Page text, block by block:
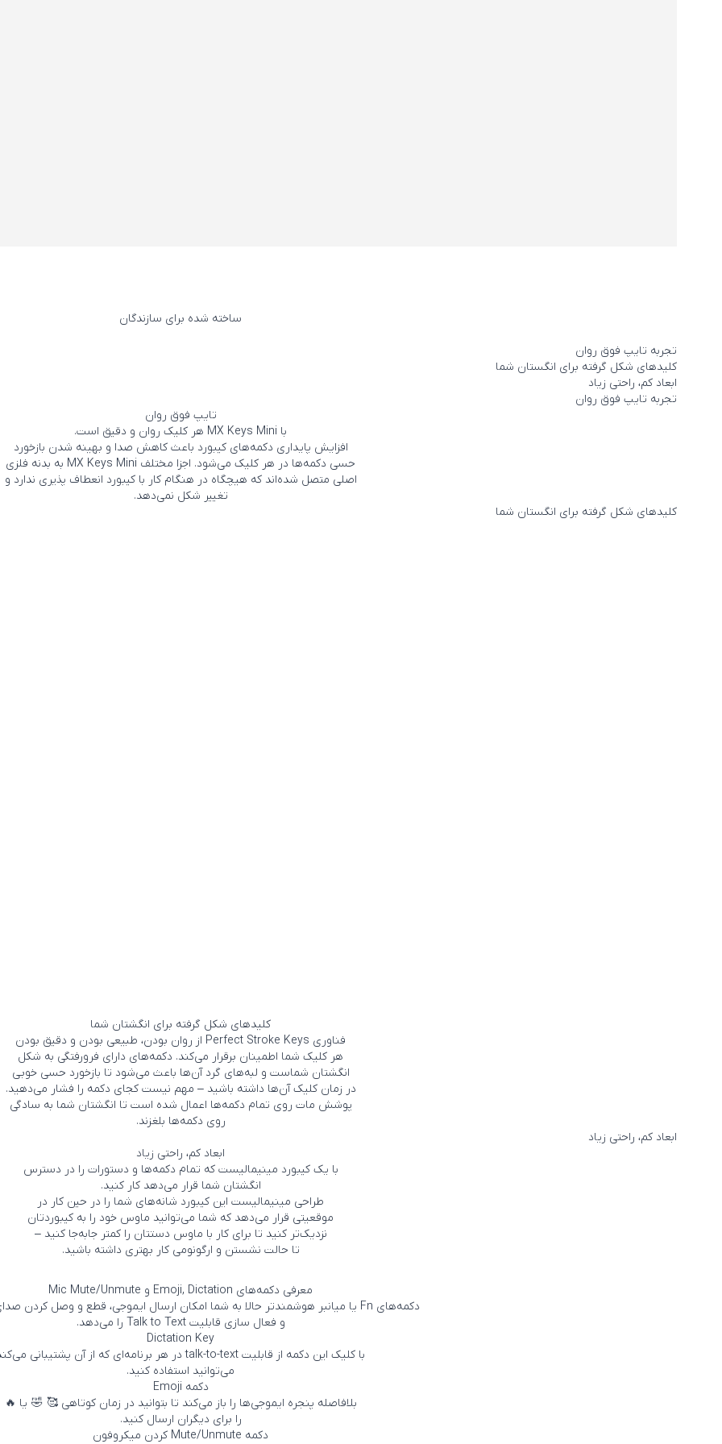
ساخته شده برای سازندگان
تجربه تایپ فوق روان
کلیدهای شکل گرفته برای انگستان شما
ابعاد کم، راحتی زیاد
تجربه تایپ فوق روان
تایپ فوق روان
با MX Keys Mini هر کلیک روان و دقیق است.
افزایش پایداری دکمه‌های کیبورد باعث کاهش صدا و بهینه شدن بازخورد
حسی دکمه‌ها در هر کلیک می‌شود. اجزا مختلف MX Keys Mini به بدنه فلزی
اصلی متصل شده‌اند که هیچگاه در هنگام کار با کیبورد انعطاف پذیری ندارد و
تغییر شکل نمی‌دهد.
کلیدهای شکل گرفته برای انگستان شما
کلیدهای شکل گرفته برای انگشتان شما
فناوری Perfect Stroke Keys از روان بودن، طبیعی بودن و دقیق بودن
هر کلیک شما اطمینان برقرار می‌کند. دکمه‌های دارای فرورفتگی به شکل
انگشتان شماست و لبه‌های گرد آن‌ها باعث می‌شود تا بازخورد حسی خوبی
در زمان کلیک آن‌ها داشته باشید – مهم نیست کجای دکمه را فشار می‌دهید.
پوشش مات روی تمام دکمه‌ها اعمال شده است تا انگشتان شما به سادگی
روی دکمه‌ها بلغزند.
ابعاد کم، راحتی زیاد
ابعاد کم، راحتی زیاد
با یک کیبورد مینیمالیست که تمام دکمه‌ها و دستورات را در دسترس
انگشتان شما قرار می‌دهد کار کنید.
طراحی مینیمالیست این کیبورد شانه‌های شما را در حین کار در
موقعیتی قرار می‌دهد که شما می‌توانید ماوس خود را به کیبوردتان
نزدیک‌تر کنید تا برای کار با ماوس دستتان را کمتر جابه‌جا کنید –
تا حالت نشستن و ارگونومی کار بهتری داشته باشید.
معرفی دکمه‌های Emoji, Dictation و Mic Mute/Unmute
دکمه‌های Fn یا میانبر هوشمندتر حالا به شما امکان ارسال ایموجی، قطع و وصل کردن صدای میکروفون
و فعال سازی قابلیت Talk to Text را می‌دهد.
Dictation Key
با کلیک این دکمه از قابلیت talk-to-text در هر برنامه‌ای که از آن پشتیبانی می‌کند
می‌توانید استفاده کنید.
دکمه Emoji
بلافاصله پنجره ایموجی‌ها را باز می‌کند تا بتوانید در زمان کوتاهی 🥰 🤣 یا 🔥
را برای دیگران ارسال کنید.
دکمه Mute/Unmute کردن میکروفون